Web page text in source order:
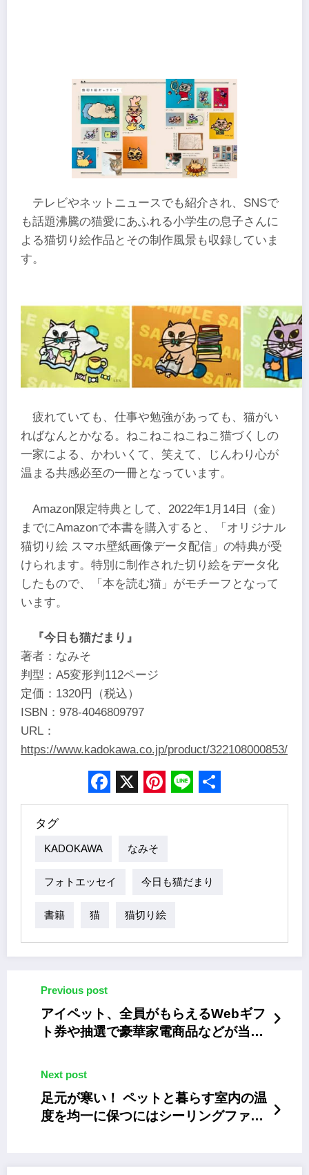
テレビやネットニュースでも紹介され、SNSで
も話題沸騰の猫愛にあふれる小学生の息子さんに
よる猫切り絵作品とその制作風景も収録していま
す。
疲れていても、仕事や勉強があっても、猫がい
ればなんとかなる。ねこねこねこねこ猫づくしの
一家による、かわいくて、笑えて、じんわり心が
温まる共感必至の一冊となっています。
Amazon限定特典として、2022年1月14日（金）
までにAmazonで本書を購入すると、「オリジナル
猫切り絵 スマホ壁紙画像データ配信」の特典が受
けられます。特別に制作された切り絵をデータ化
したもので、「本を読む猫」がモチーフとなって
います。
『今日も猫だまり』
著者：なみそ
判型：A5変形判112ページ
定価：1320円（税込）
ISBN：978-4046809797
URL：
https://www.kadokawa.co.jp/product/322108000853/
Facebook
X Pinterest
LineShare
タグ
KADOKAWA なみそ
フォトエッセイ 今日も猫だまり
書籍 猫 猫切り絵
Previous post
アイペット、全員がもらえるWebギフ
ト券や抽選で豪華家電商品などが当た
Next post
足元が寒い！ ペットと暮らす室内の温
度を均一に保つにはシーリングファン